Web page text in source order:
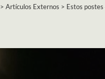
> Artículos Externos > Estos